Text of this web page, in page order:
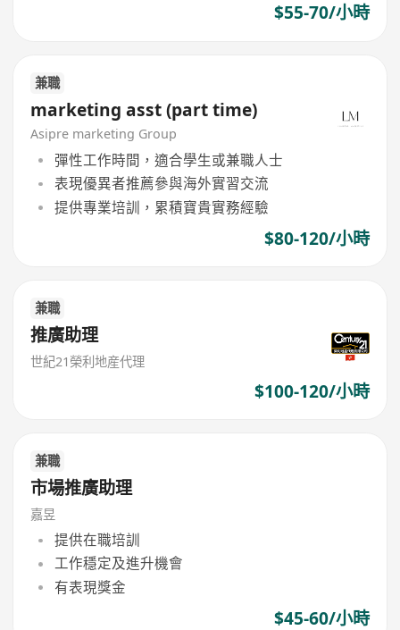
$55-70/小時
兼職
marketing asst (part time)
Asipre marketing Group
彈性工作時間，適合學生或兼職人士
表現優異者推薦參與海外實習交流
提供專業培訓，累積寶貴實務經驗
$80-120/小時
兼職
推廣助理
世紀21榮利地産代理
$100-120/小時
兼職
市場推廣助理
嘉昱
提供在職培訓
工作穩定及進升機會
有表現獎金
$45-60/小時